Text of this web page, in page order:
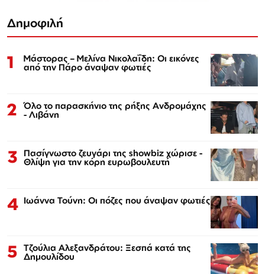
Δημοφιλή
1 Μάστορας – Μελίνα Νικολαΐδη: Οι εικόνες
από την Πάρο άναψαν φωτιές
2 Όλο το παρασκήνιο της ρήξης Ανδρομάχης
- Λιβάνη
3 Πασίγνωστο ζευγάρι της showbiz χώρισε -
Θλίψη για την κόρη ευρωβουλευτή
4 Ιωάννα Τούνη: Οι πόζες που άναψαν φωτιές
5 Τζούλια Αλεξανδράτου: Ξεσπά κατά της
Δημουλίδου